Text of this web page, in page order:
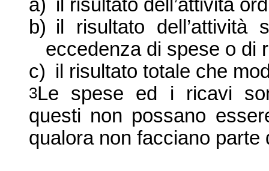
a) il risultato dell’attività
b) il risultato dell’attività
eccedenza di spese o di
c) il risultato totale che
3Le spese ed i ricavi
questi non possano
qualora non facciano parte